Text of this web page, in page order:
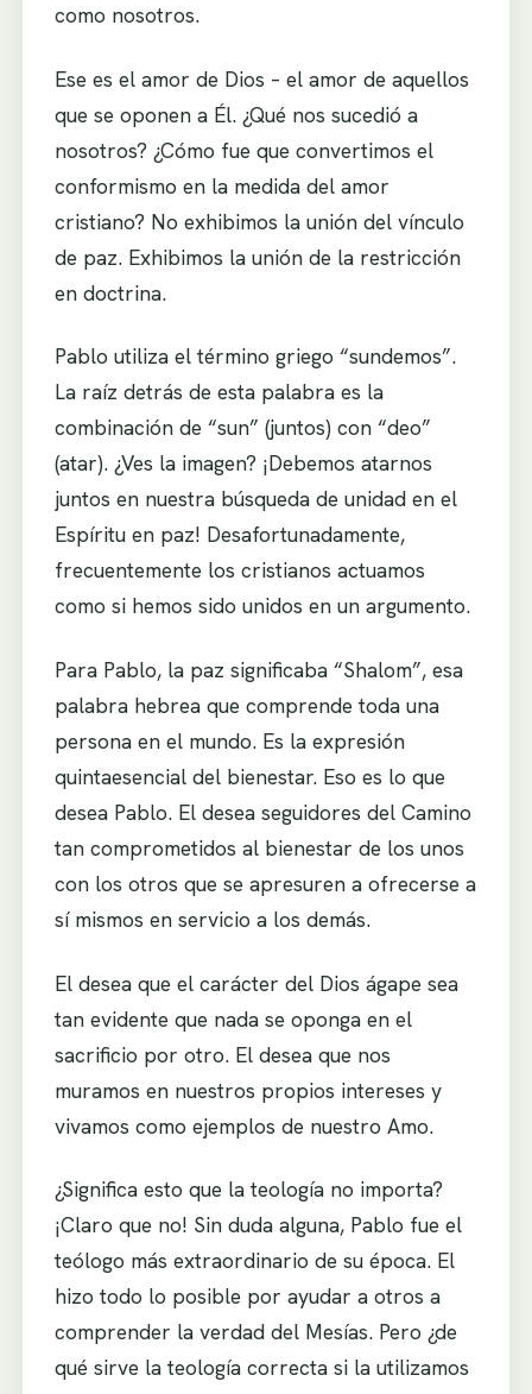
como nosotros.
Ese es el amor de Dios – el amor de aquellos
que se oponen a Él. ¿Qué nos sucedió a
nosotros? ¿Cómo fue que convertimos el
conformismo en la medida del amor
cristiano? No exhibimos la unión del vínculo
de paz. Exhibimos la unión de la restricción
en doctrina.
Pablo utiliza el término griego “sundemos”.
La raíz detrás de esta palabra es la
combinación de “sun” (juntos) con “deo”
(atar). ¿Ves la imagen? ¡Debemos atarnos
juntos en nuestra búsqueda de unidad en el
Espíritu en paz! Desafortunadamente,
frecuentemente los cristianos actuamos
como si hemos sido unidos en un argumento.
Para Pablo, la paz significaba “Shalom”, esa
palabra hebrea que comprende toda una
persona en el mundo. Es la expresión
quintaesencial del bienestar. Eso es lo que
desea Pablo. El desea seguidores del Camino
tan comprometidos al bienestar de los unos
con los otros que se apresuren a ofrecerse a
sí mismos en servicio a los demás.
El desea que el carácter del Dios ágape sea
tan evidente que nada se oponga en el
sacrificio por otro. El desea que nos
muramos en nuestros propios intereses y
vivamos como ejemplos de nuestro Amo.
¿Significa esto que la teología no importa?
¡Claro que no! Sin duda alguna, Pablo fue el
teólogo más extraordinario de su época. El
hizo todo lo posible por ayudar a otros a
comprender la verdad del Mesías. Pero ¿de
qué sirve la teología correcta si la utilizamos